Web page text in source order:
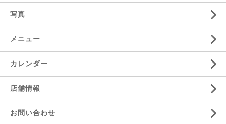
写真
メニュー
カレンダー
店舗情報
お問い合わせ